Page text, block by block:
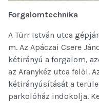
Forgalomtechnika
A Türr István utca
m. Az Apáczai Csere
kétirányú a forgalom,
az Aranykéz utca felől.
kétirányúsítását a
parkolóház indokolja.